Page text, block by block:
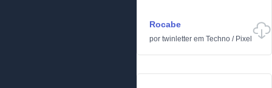
Rocabe
por twinletter em Techno / Pixel